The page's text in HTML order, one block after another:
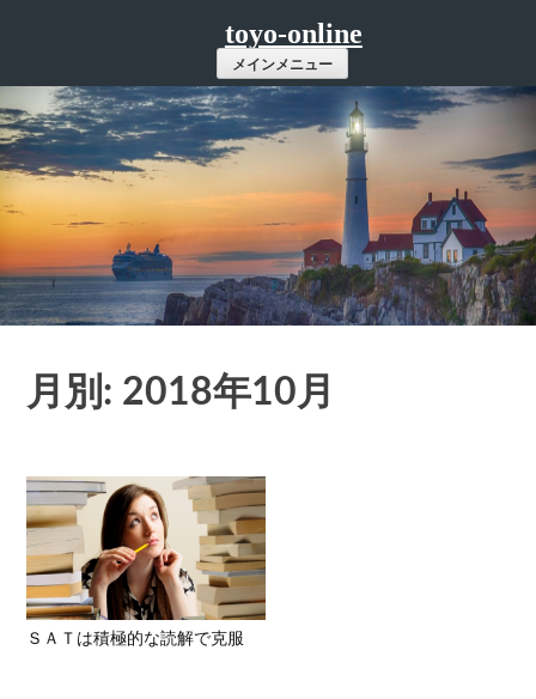
ツ
へ
ス
キ
ッ
プ
toyo-online
メインメニュー
月別: 2018年10月
ＳＡＴは積極的な読解で克服